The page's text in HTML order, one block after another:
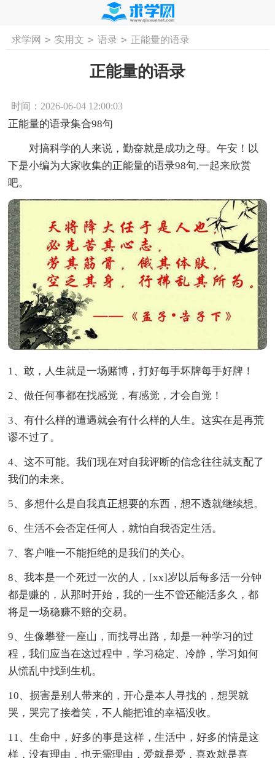
首页 工作计划 活动计划
求学网 > 实用文 > 语录 > 正能量的语录
正能量的语录
时间：2026-06-04 12:00:03
正能量的语录集合98句
对搞科学的人来说，勤奋就是成功之母。午安！以
下是小编为大家收集的正能量的语录98句,一起来欣赏
吧。
1、敢，人生就是一场赌博，打好每手坏牌每手好牌！
2、做任何事都在找感觉，有感觉，才会自觉！
3、有什么样的遭遇就会有什么样的人生。这实在是再荒
谬不过了。
4、这不可能。我们现在对自我评断的信念往往就支配了
我们的未来。
5、多想什么是自我真正想要的东西，想不透就继续想。
6、生活不会否定任何人，就怕自我否定生活。
7、客户唯一不能拒绝的是我们的关心。
8、我本是一个死过一次的人，[xx]岁以后每多活一分钟
都是赚的，从那时开始，我的一生不管还能活多久，都
将是一场稳赚不赔的交易。
9、生像攀登一座山，而找寻出路，却是一种学习的过
程，我们应当在这过程中，学习稳定、冷静，学习如何
从慌乱中找到生机。
10、损害是别人带来的，开心是本人寻找的，想哭就
哭，哭完了接着笑，不人能把谁的幸福没收。
11、生命中，好多的事是这样，生活中，好多的情是这
样，没有理由，也无需理由，爱就是爱，喜欢就是喜